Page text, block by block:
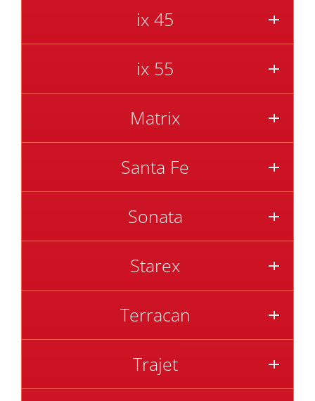
ix 45
ix 55
Matrix
Santa Fe
Sonata
Starex
Terracan
Trajet